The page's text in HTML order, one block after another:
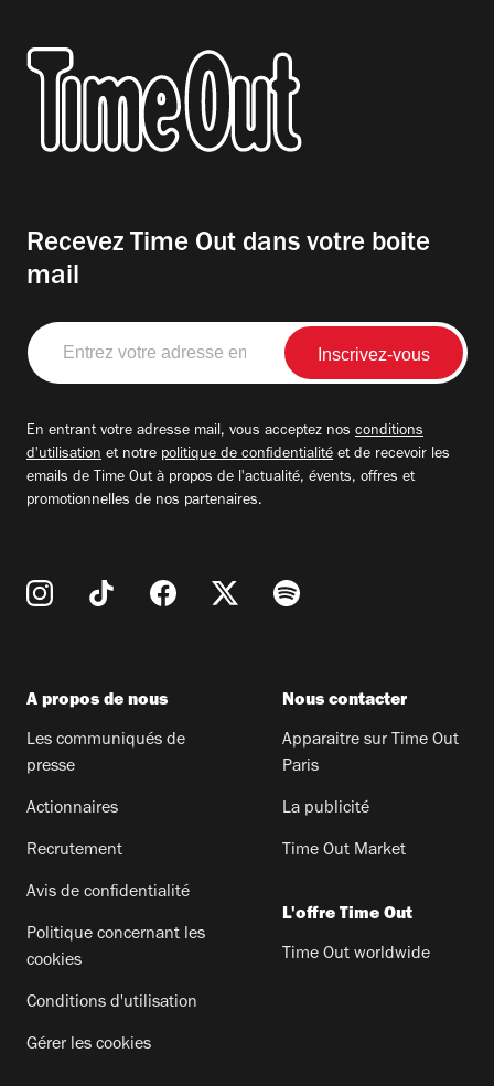
Recevez Time Out dans votre boite
mail
Entrez
votre
adresse
En entrant votre adresse mail, vous acceptez nos conditions
d'utilisation et notre politique de confidentialité et de recevoir les
emails de Time Out à propos de l'actualité, évents, offres et
promotionnelles de nos partenaires.
A propos de nous
Les communiqués de
presse
Actionnaires
Recrutement
Avis de confidentialité
Politique concernant les
cookies
Conditions d'utilisation
Gérer les cookies
Nous contacter
Apparaitre sur Time Out
Paris
La publicité
Time Out Market
L'offre Time Out
Time Out worldwide